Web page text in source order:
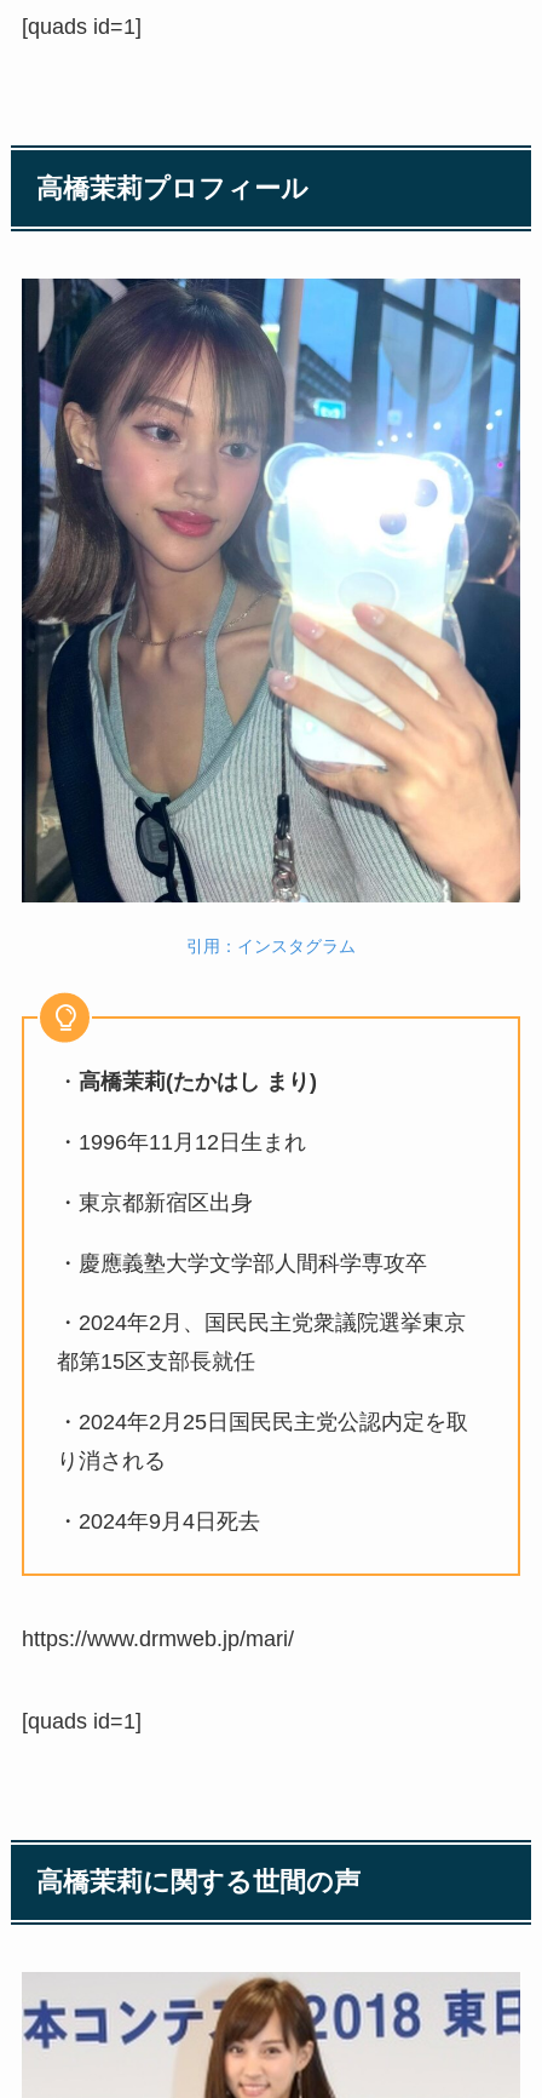
[quads id=1]
高橋茉莉プロフィール
引用：インスタグラム
・ 高橋茉莉(たかはし まり)
・1996年11月12日生まれ
・東京都新宿区出身
・慶應義塾大学文学部 人間科学専攻卒
・ 2024年2月、 国民民主党衆議院選挙東京
都第15区支部長就任
・2024年2月25日国民民主党公認内定を取
り消される
・2024年9月4日死去
https://www.drmweb.jp/mari/
[quads id=1]
高橋茉莉に関する世間の声